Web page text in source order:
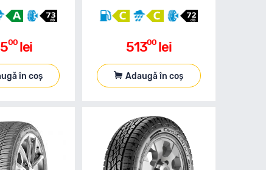
00 lei
în coș
51300 lei
Adaugă în coș